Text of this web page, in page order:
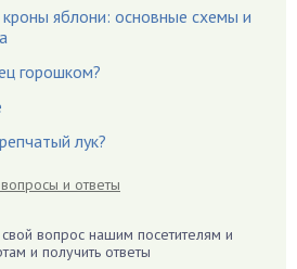
яблони: основные схемы и
горошком?
лук?
и ответы
вопрос нашим посетителям и
и получить ответы